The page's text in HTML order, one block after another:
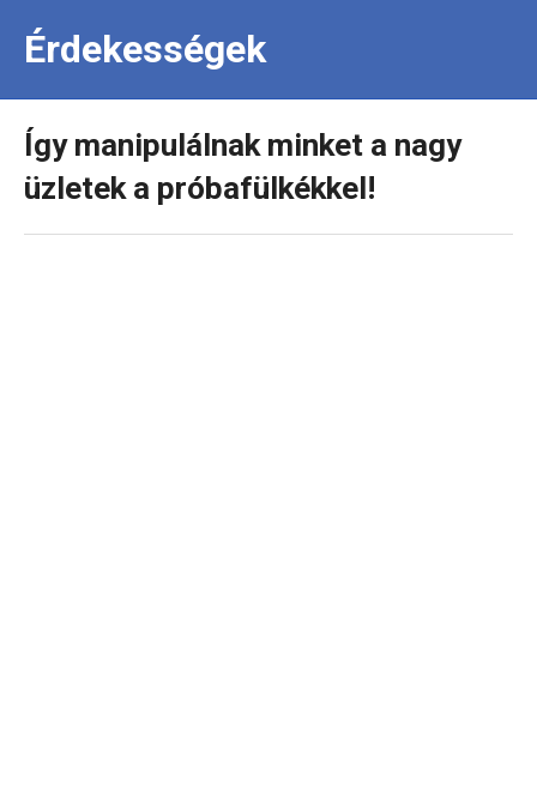
Érdekességek
Így manipulálnak minket a nagy
üzletek a próbafülkékkel!